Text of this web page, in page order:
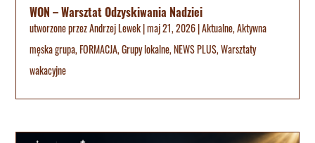
WON – Warsztat Odzyskiwania Nadziei
utworzone przezAndrzej Lewek|maj 21, 2026|Aktualne,Aktywna
męska grupa,FORMACJA,Grupy lokalne,NEWS PLUS,Warsztaty
wakacyjne